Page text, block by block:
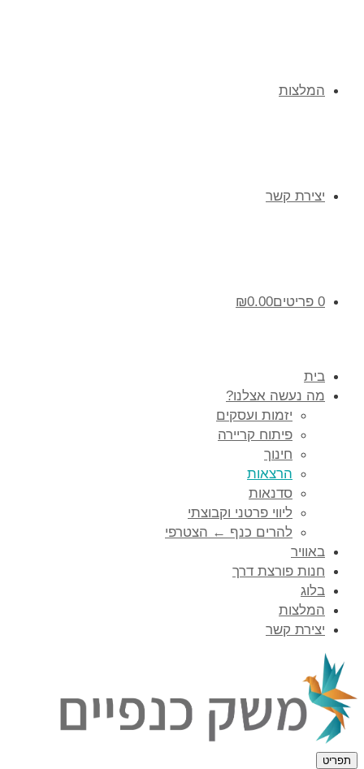
המלצות
יצירת קשר
0 פריטים ₪0.00
בית
מה נעשה אצלנו?
יזמות ועסקים
פיתוח קריירה
חינוך
הרצאות
סדנאות
ליווי פרטני וקבוצתי
להרים כנף ← הצטרפי
באוויר
חנות פורצת דרך
בלוג
המלצות
יצירת קשר
תפריט